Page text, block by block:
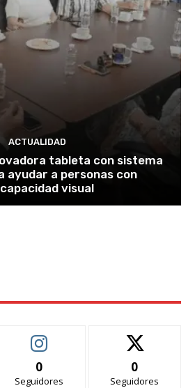
ACTUALIDAD
tableta con sistema
ayudar a personas con
visual
0
Seguidores
0
Seguidores